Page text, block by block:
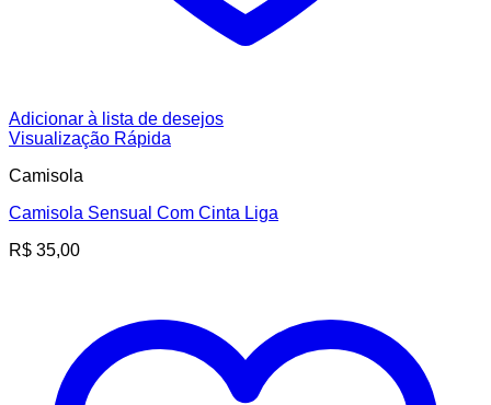
Adicionar à lista de desejos
Visualização Rápida
Camisola
Camisola Sensual Com Cinta Liga
R$ 35,00